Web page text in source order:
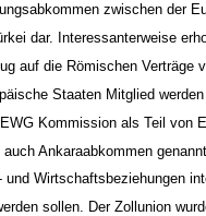
zwischen der
dar. Interessanterweise
auf die Römischen Verträge
Staaten Mitglied
Kommission als Teil von
Ankaraabkommen
Wirtschaftsbeziehungen
sollen. Der Zollunion